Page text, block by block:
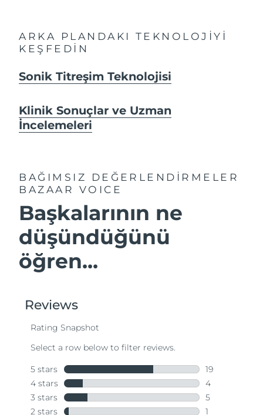
ARKA PLANDAKI TEKNOLOJİYİ
KEŞFEDİN
Sonik Titreşim Teknolojisi
Klinik Sonuçlar ve Uzman
İncelemeleri
BAĞIMSIZ DEĞERLENDİRMELER
BAZAAR VOICE
Başkalarının ne
düşündüğünü
öğren...